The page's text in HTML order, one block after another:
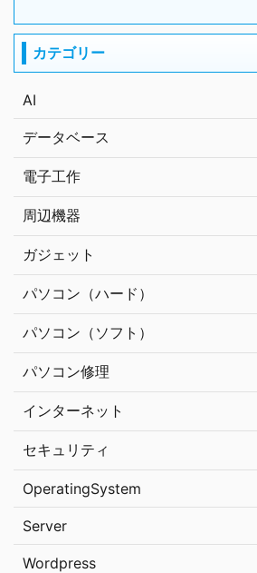
カテゴリー
AI
データベース
電子工作
周辺機器
ガジェット
パソコン（ハード）
パソコン（ソフト）
パソコン修理
インターネット
セキュリティ
OperatingSystem
Server
Wordpress